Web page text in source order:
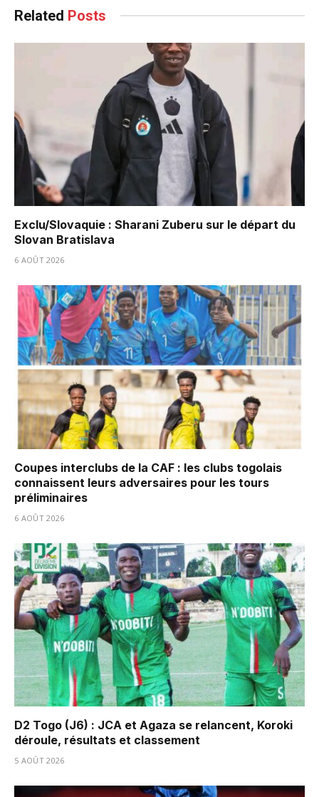
Related Posts
Exclu/Slovaquie : Sharani Zuberu sur le départ du
Slovan Bratislava
6 AOÛT 2026
Coupes interclubs de la CAF : les clubs togolais
connaissent leurs adversaires pour les tours
préliminaires
6 AOÛT 2026
D2 Togo (J6) : JCA et Agaza se relancent, Koroki
déroule, résultats et classement
5 AOÛT 2026